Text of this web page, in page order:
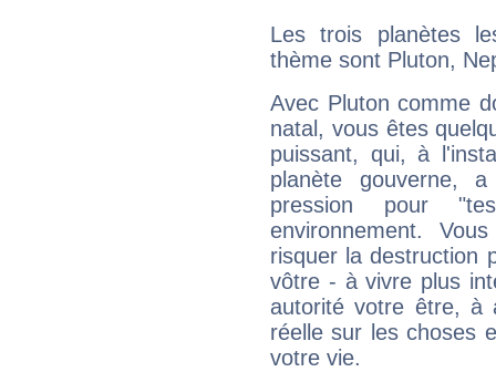
Les trois planètes
thème sont Pluton,
Avec Pluton comme
natal, vous êtes
puissant, qui, à
planète gouverne,
pression pour
environnement.
risquer la destruction
vôtre - à vivre plus
autorité votre être, à
réelle sur les choses
votre vie.